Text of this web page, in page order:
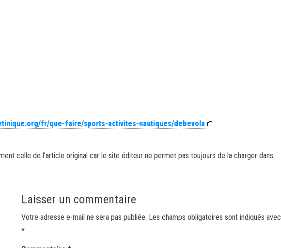
fr/que-faire/sports-activites-nautiques/debevola
celle de l’article original car le site éditeur ne permet pas toujours de la charger dans
Laisser un commentaire
Votre adresse e-mail ne sera pas publiée. Les champs obligatoires sont indiqués avec
*